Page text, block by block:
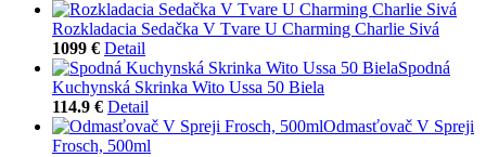
Rozkladacia Sedačka V Tvare U Charming Charlie Sivá
1099 € Detail
Spodná
Kuchynská Skrinka Wito Ussa 50 Biela
114.9 € Detail
Odmasťovač V Spreji
Frosch, 500ml